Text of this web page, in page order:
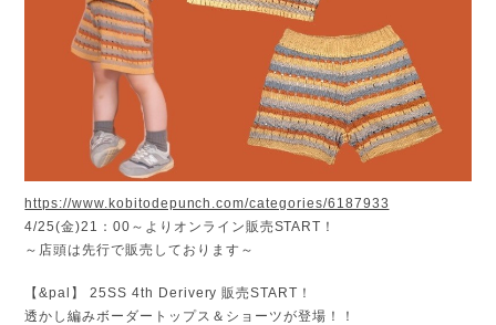
https://www.kobitodepunch.com/categories/6187933
4/25(金)21：00～よりオンライン販売START！
～店頭は先行で販売しております～
【&pal】 25SS 4th Derivery 販売START！
透かし編みボーダートップス＆ショーツが登場！！